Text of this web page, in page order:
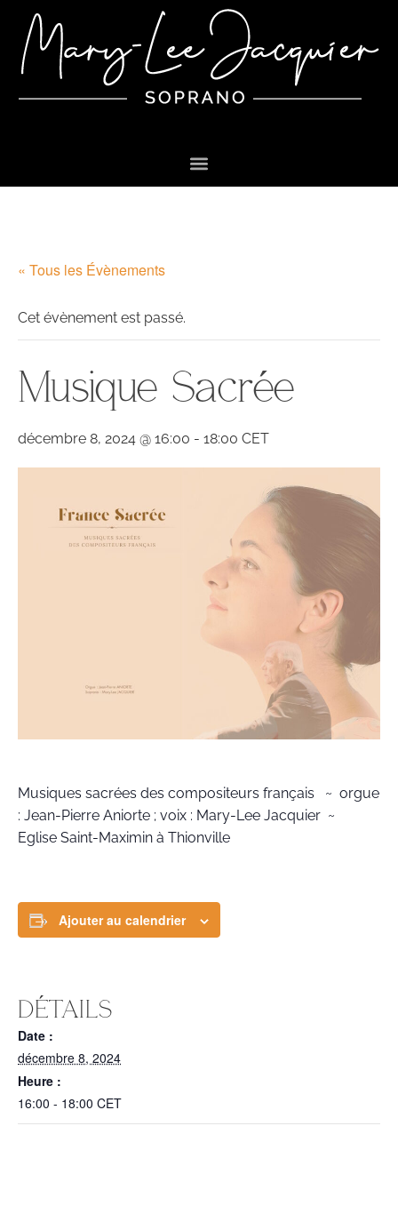
« Tous les Évènements
Cet évènement est passé.
Musique Sacrée
décembre 8, 2024 @ 16:00 - 18:00 CET
Musiques sacrées des compositeurs français ~ orgue
: Jean-Pierre Aniorte ; voix : Mary-Lee Jacquier ~
Eglise Saint-Maximin à Thionville
Ajouter au calendrier
DÉTAILS
Date :
décembre 8, 2024
Heure :
16:00 - 18:00 CET